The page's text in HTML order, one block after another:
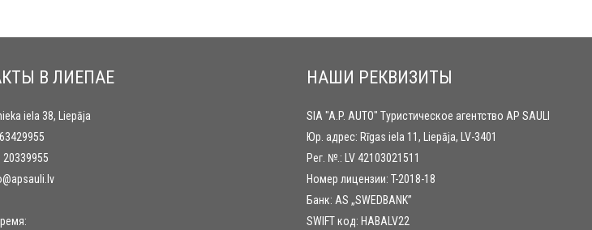
В ЛИЕПАЕ
iela 38, Liepāja
20339955
НАШИ РЕКВИЗИТЫ
SIA "A.P. AUTO" Туристическое агентство AP SAULI
Юр. адрес: Rīgas iela 11, Liepāja, LV-3401
Рег. №.: LV 42103021511
Номер лицензии: T-2018-18
Банк: AS „SWEDBANK”
SWIFT код: HABALV22